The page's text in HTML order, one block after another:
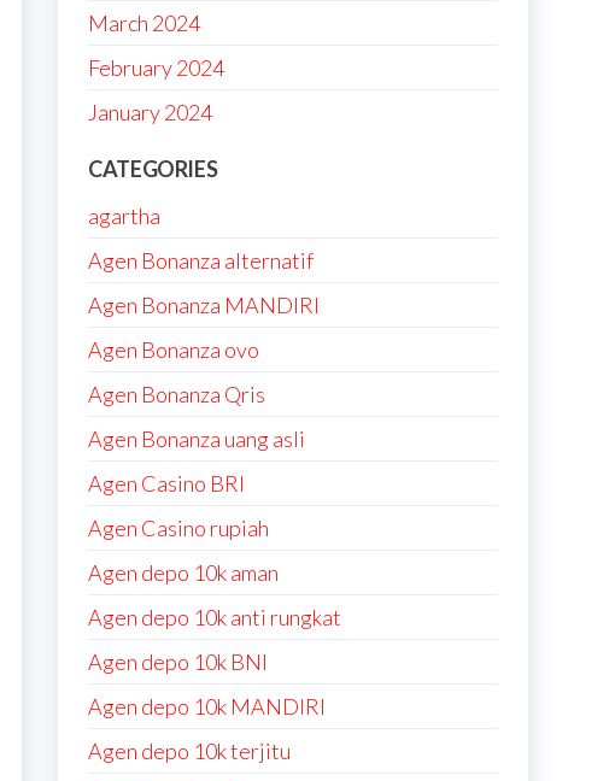
March 2024
February 2024
January 2024
CATEGORIES
agartha
Agen Bonanza alternatif
Agen Bonanza MANDIRI
Agen Bonanza ovo
Agen Bonanza Qris
Agen Bonanza uang asli
Agen Casino BRI
Agen Casino rupiah
Agen depo 10k aman
Agen depo 10k anti rungkat
Agen depo 10k BNI
Agen depo 10k MANDIRI
Agen depo 10k terjitu